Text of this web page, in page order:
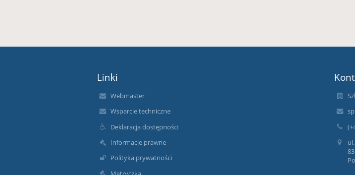
Linki
Webmaster
Wsparcie techniczne
Deklaracja dostępności
Informacje prawne
Polityka prywatności